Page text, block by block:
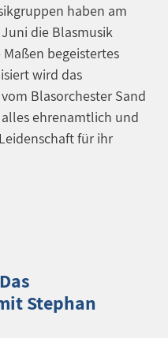
haben am
die Blasmusik
begeistertes
wird das
Blasorchester Sand
alles ehrenamtlich und
für ihr
Stephan